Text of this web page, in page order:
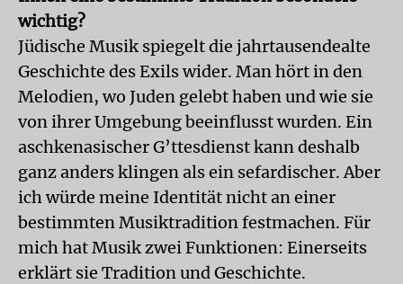
wichtig?
Jüdische Musik spiegelt die jahrtausendealte
Geschichte des Exils wider. Man hört in den
Melodien, wo Juden gelebt haben und wie sie
von ihrer Umgebung beeinflusst wurden. Ein
aschkenasischer G’ttesdienst kann deshalb
ganz anders klingen als ein sefardischer. Aber
ich würde meine Identität nicht an einer
bestimmten Musiktradition festmachen. Für
mich hat Musik zwei Funktionen: Einerseits
erklärt sie Tradition und Geschichte.